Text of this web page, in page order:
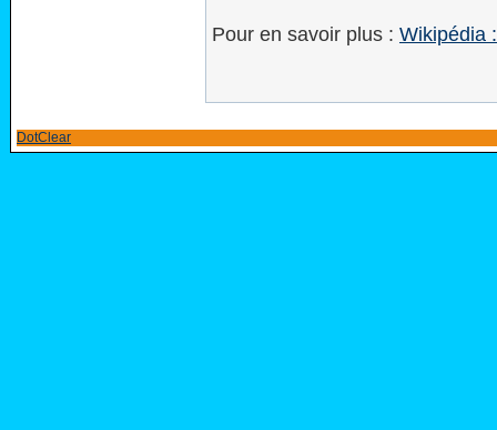
Pour en savoir plus : Wikipédia
DotClear